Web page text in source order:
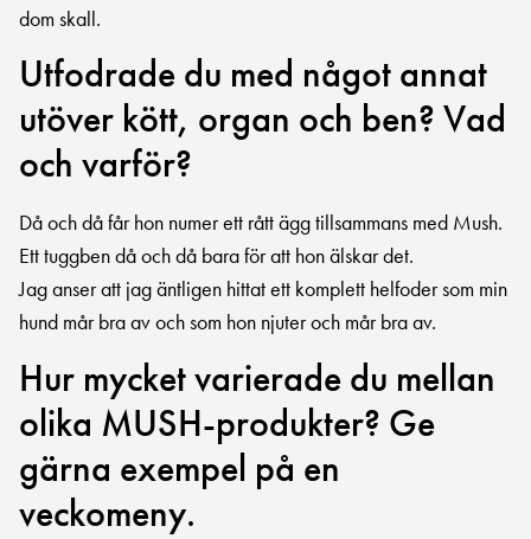
dom skall.
Utfodrade du med något annat
utöver kött, organ och ben? Vad
och varför?
Då och då får hon numer ett rått ägg tillsammans med Mush.
Ett tuggben då och då bara för att hon älskar det.
Jag anser att jag äntligen hittat ett komplett helfoder som min
hund mår bra av och som hon njuter och mår bra av.
Hur mycket varierade du mellan
olika MUSH-produkter? Ge
gärna exempel på en
veckomeny.